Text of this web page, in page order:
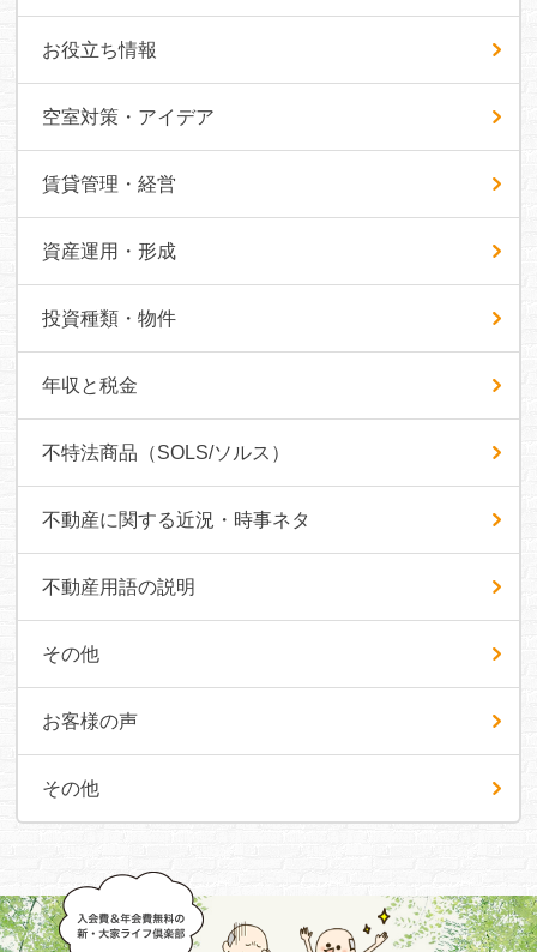
お役立ち情報
空室対策・アイデア
賃貸管理・経営
資産運用・形成
投資種類・物件
年収と税金
不特法商品（SOLS/ソルス）
不動産に関する近況・時事ネタ
不動産用語の説明
その他
お客様の声
その他